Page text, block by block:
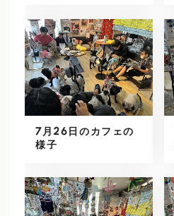
7月26日のカフェの
様子